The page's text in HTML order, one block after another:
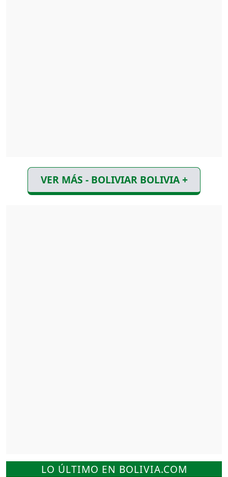
VER MÁS - BOLIVIAR BOLIVIA +
LO ÚLTIMO EN BOLIVIA.COM